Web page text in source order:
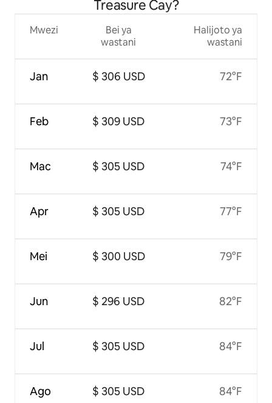
Treasure Cay?
Mwezi
Jan
Feb
Mac
Apr
Mei
Jun
Jul
Ago
Bei ya
wastani
$ 306 USD
$ 309 USD
$ 305 USD
$ 305 USD
$ 300 USD
$ 296 USD
$ 305 USD
$ 305 USD
Halijoto ya
wastani
72°F
73°F
74°F
77°F
79°F
82°F
84°F
84°F